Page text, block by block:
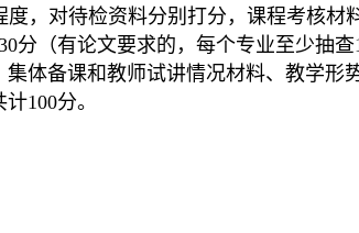
，对待检资料分别打分，课程考核材
分（有论文要求的，每个专业至少抽
体备课和教师试讲情况材料、教学形
100分。